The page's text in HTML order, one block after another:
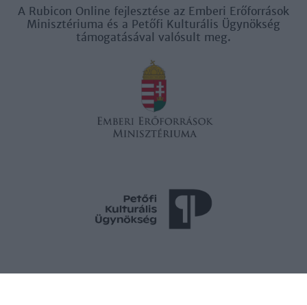
A Rubicon Online fejlesztése az Emberi Erőforrások
Minisztériuma és a Petőfi Kulturális Ügynökség
támogatásával valósult meg.